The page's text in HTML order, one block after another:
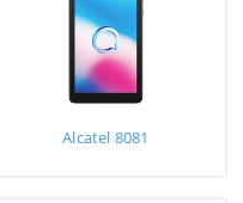
Alcatel 8081